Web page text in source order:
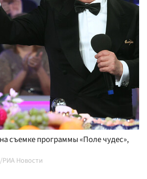
съемке программы «Поле чудес»,
РИА Новости